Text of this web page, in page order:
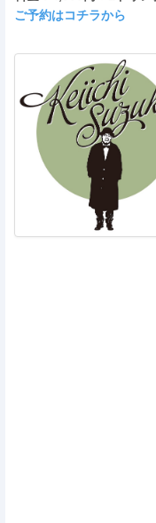
ご予約はコチラから